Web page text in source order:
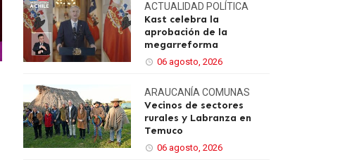
ACTUALIDAD POLÍTICA
Kast celebra la
aprobación de la
megarreforma
06 agosto, 2026
ARAUCANÍA COMUNAS
Vecinos de sectores
rurales y Labranza en
Temuco
06 agosto, 2026